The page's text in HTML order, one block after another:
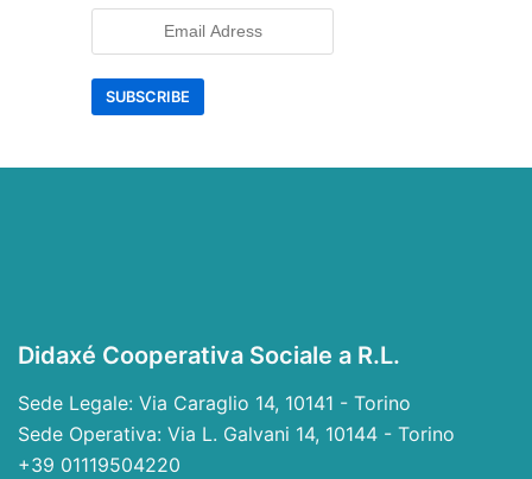
Didaxé Cooperativa Sociale a R.L.
Sede Legale: Via Caraglio 14, 10141 - Torino
Sede Operativa: Via L. Galvani 14, 10144 - Torino
+39 01119504220